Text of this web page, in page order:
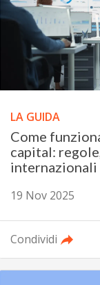
LA GUIDA
Come
capital:
internazionali
19 Nov 2025
Condividi